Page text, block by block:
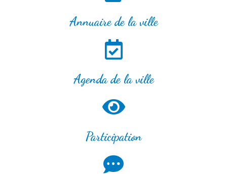
Annuaire de la ville
Agenda de la ville
Participation